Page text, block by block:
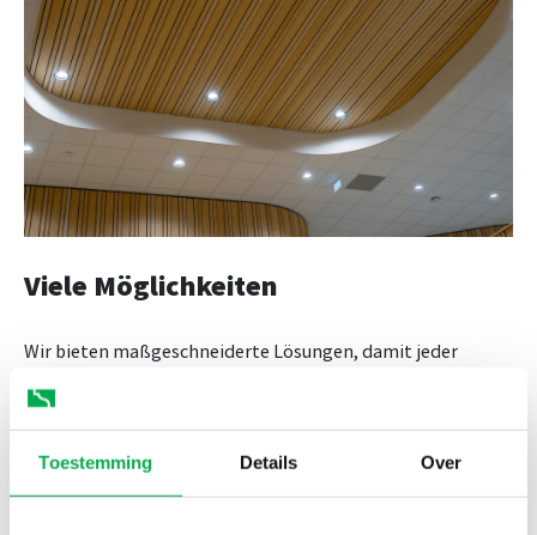
Toestemming Details Over
Viele Möglichkeiten
Wir bieten maßgeschneiderte Lösungen, damit jeder
Aspekt Ihres Deckenrahmens in die Einrichtung passt.
Denken Sie an Aussparungen für Leuchtkästen,